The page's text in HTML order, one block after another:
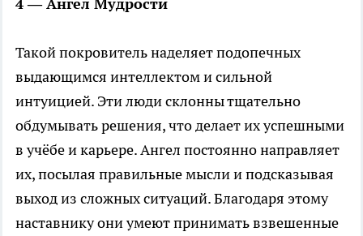
4 — Ангел Мудрости
Такой покровитель наделяет подопечных
выдающимся интеллектом и сильной
интуицией. Эти люди склонны тщательно
обдумывать решения, что делает их успешными
в учёбе и карьере. Ангел постоянно направляет
их, посылая правильные мысли и подсказывая
выход из сложных ситуаций. Благодаря этому
наставнику они умеют принимать взвешенные